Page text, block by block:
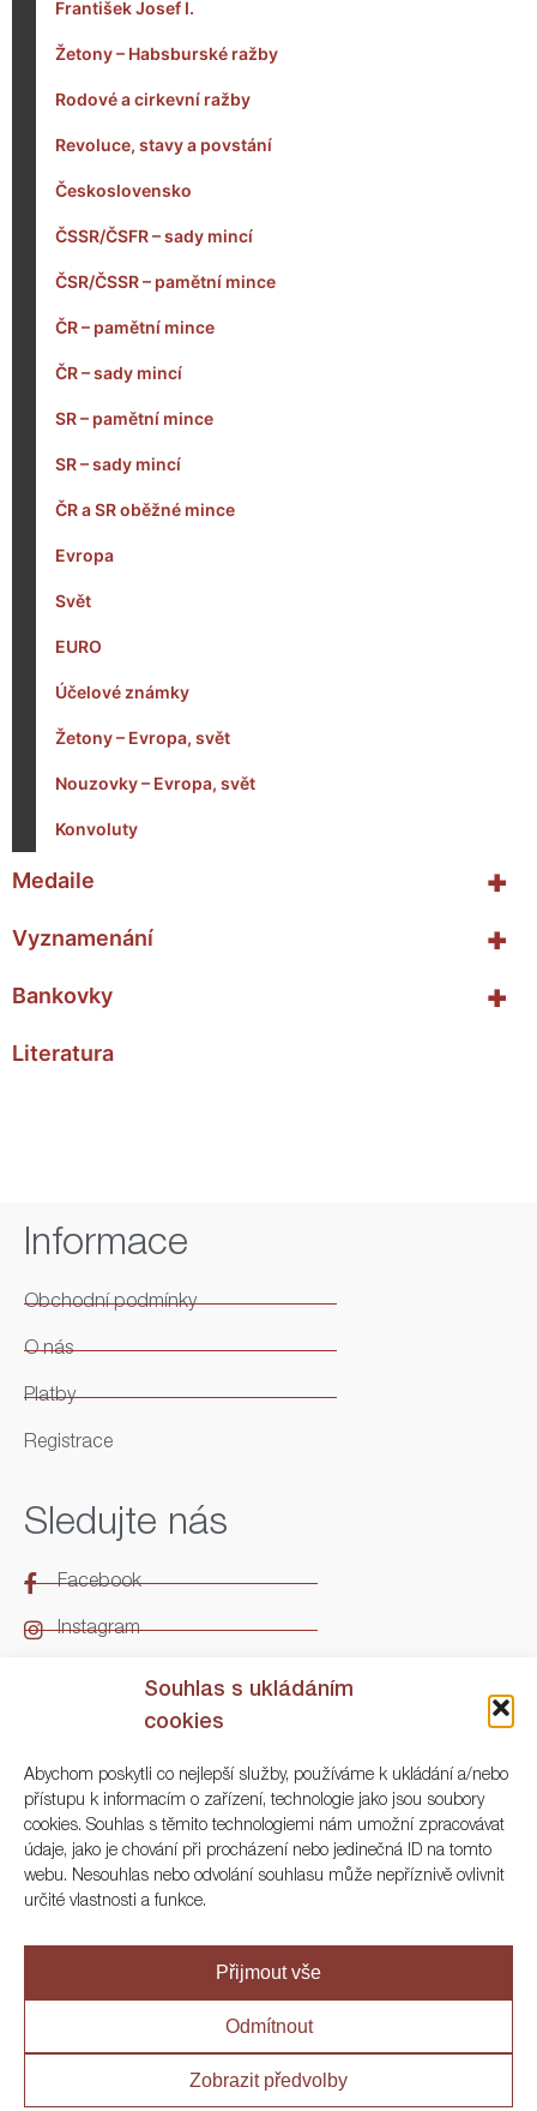
Souhlas s ukládáním
cookies
Abychom poskytli co nejlepší služby, používáme k ukládání a/nebo
přístupu k informacím o zařízení, technologie jako jsou soubory
cookies. Souhlas s těmito technologiemi nám umožní zpracovávat
údaje, jako je chování při procházení nebo jedinečná ID na tomto
webu. Nesouhlas nebo odvolání souhlasu může nepříznivě ovlivnit
určité vlastnosti a funkce.
Přijmout vše
Odmítnout
Zobrazit předvolby
František Josef I.
Žetony – Habsburské ražby
Rodové a cirkevní ražby
Revoluce, stavy a povstání
Československo
ČSSR/ČSFR – sady mincí
ČSR/ČSSR – pamětní mince
ČR – pamětní mince
ČR – sady mincí
SR – pamětní mince
SR – sady mincí
ČR a SR oběžné mince
Evropa
Svět
EURO
Účelové známky
Žetony – Evropa, svět
Nouzovky – Evropa, svět
Konvoluty
+
Medaile
+
Vyznamenání
+
Bankovky
Literatura
Informace
Obchodní podmínky
O nás
Platby
Registrace
Sledujte nás
Facebook
Instagram
Kontakt
ARGO Numismatika
Korunní 83, Praha 3
+420 222 561 343
info@numisargo.com